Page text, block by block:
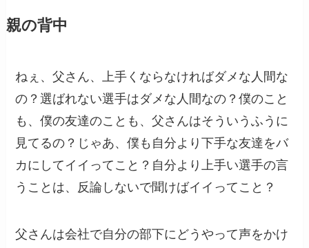
親の背中
ねぇ、父さん、上手くならなければダメな人間な
の？選ばれない選手はダメな人間なの？僕のこと
も、僕の友達のことも、父さんはそういうふうに
見てるの？じゃあ、僕も自分より下手な友達をバ
カにしてイイってこと？自分より上手い選手の言
うことは、反論しないで聞けばイイってこと？
父さんは会社で自分の部下にどうやって声をかけ